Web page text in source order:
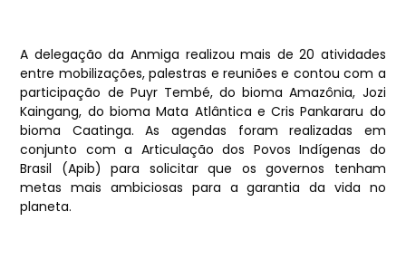
A delegação da Anmiga realizou mais de 20 atividades
entre mobilizações, palestras e reuniões e contou com a
participação de Puyr Tembé, do bioma Amazônia, Jozi
Kaingang, do bioma Mata Atlântica e Cris Pankararu do
bioma Caatinga. As agendas foram realizadas em
conjunto com a Articulação dos Povos Indígenas do
Brasil (Apib) para solicitar que os governos tenham
metas mais ambiciosas para a garantia da vida no
planeta.